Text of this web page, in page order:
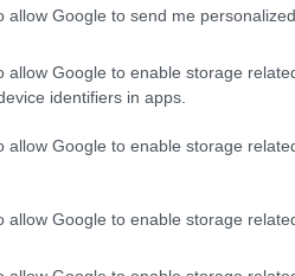
allow Google to send me
allow Google to enable storage
identifiers in apps.
allow Google to enable storage
allow Google to enable storage
του Ταμείου για την Αφρική,
της υπαναχώρησης σε
της Frontex με
της Βουλγαρίας, της
αναλυτικά στα
για την Αλβανία και
διμερώς αναγνωρίσει τη
Σκοπιανό ομόλογό του για